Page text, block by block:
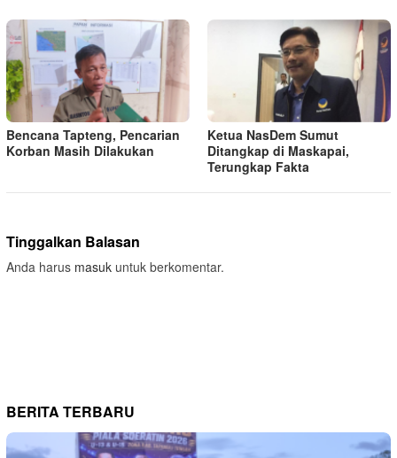
Bencana Tapteng, Pencarian
Korban Masih Dilakukan
Ketua NasDem Sumut
Ditangkap di Maskapai,
Terungkap Fakta
Tinggalkan Balasan
Anda harus masuk untuk berkomentar.
BERITA TERBARU